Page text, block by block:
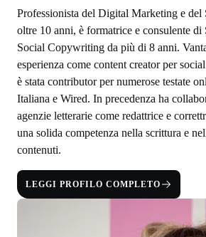
Professionista del Digital Marketing e
oltre 10 anni, è formatrice e consulente
Social Copywriting da più di 8 anni.
esperienza come content creator per
è stata contributor per numerose testate
Italiana e Wired. In precedenza ha
agenzie letterarie come redattrice e
una solida competenza nella scrittura e
contenuti.
LEGGI PROFILO COMPLETO